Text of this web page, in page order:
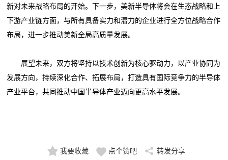
新对未来战略布局的开始。下一步，美新半导体将会在生态战略和上
下游产业链方面，与所有具备实力和潜力的企业进行全方位战略合作
布局，进一步推动美新全局高质量发展。
展望未来，双方将坚持以技术创新为核心驱动力，以产业协同为
发展方向，持续深化合作、拓展布局，打造具有国际竞争力的半导体
产业平台，共同推动中国半导体产业迈向更高水平发展。
我要收藏 点个赞吧 转发分享